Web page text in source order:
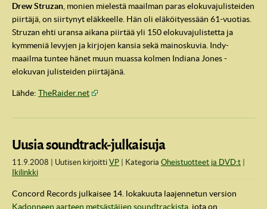
Drew Struzan , monien mielestä maailman paras elokuvajulisteiden
piirtäjä, on siirtynyt eläkkeelle. Hän oli eläköityessään 61-vuotias.
Struzan ehti uransa aikana piirtää yli 150 elokuvajulistetta ja
kymmeniä levyjen ja kirjojen kansia sekä mainoskuvia. Indy-
maailma tuntee hänet muun muassa kolmen Indiana Jones -
elokuvan julisteiden piirtäjänä.
Lähde: TheRaider.net
Uusia soundtrack-julkaisuja
11.9.2008 Uutisen kirjoitti VP Kategoria Oheistuotteet ja DVD:t
Ikilinkki
Concord Records julkaisee 14. lokakuuta laajennetun version
Kadonneen aarteen metsästäjien soundtrackista , jota on